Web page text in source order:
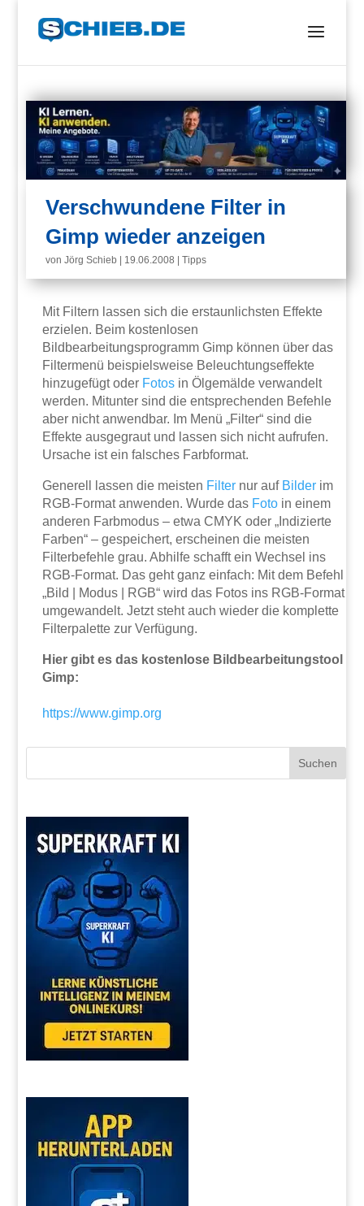
Verschwundene Filter in
Gimp wieder anzeigen
vonJörg Schieb 19.06.2008 |Tipps
Mit Filtern lassen sich die erstaunlichsten Effekte
erzielen. Beim kostenlosen
Bildbearbeitungsprogramm Gimp können über das
Filtermenü beispielsweise Beleuchtungseffekte
hinzugefügt oder Fotos in Ölgemälde verwandelt
werden. Mitunter sind die entsprechenden Befehle
aber nicht anwendbar. Im Menü „Filter“ sind die
Effekte ausgegraut und lassen sich nicht aufrufen.
Ursache ist ein falsches Farbformat.
Generell lassen die meisten Filter nur auf Bilder im
RGB-Format anwenden. Wurde das Foto in einem
anderen Farbmodus – etwa CMYK oder „Indizierte
Farben“ – gespeichert, erscheinen die meisten
Filterbefehle grau. Abhilfe schafft ein Wechsel ins
RGB-Format. Das geht ganz einfach: Mit dem Befehl
„Bild | Modus | RGB“ wird das Fotos ins RGB-Format
umgewandelt. Jetzt steht auch wieder die komplette
Filterpalette zur Verfügung.
Hier gibt es das kostenlose Bildbearbeitungstool
Gimp:
https://www.gimp.org